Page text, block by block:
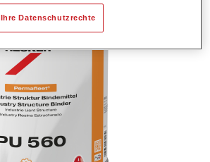
Ihre Datenschutzrechte